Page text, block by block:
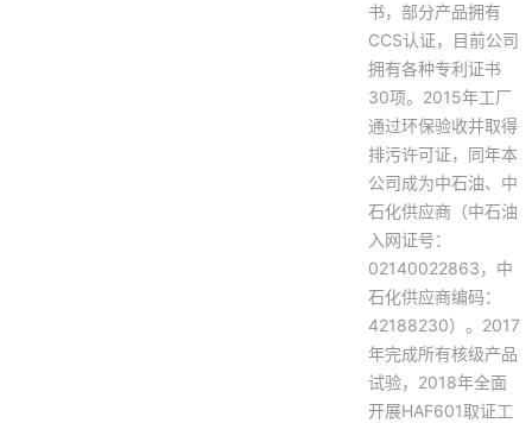
书，部分产品拥有
CCS认证，目前公司
拥有各种专利证书
30项。2015年工厂
通过环保验收并取得
排污许可证，同年本
公司成为中石油、中
石化供应商（中石油
入网证号：
02140022863，中
石化供应商编码：
42188230）。2017
年完成所有核级产品
试验，2018年全面
开展HAF601取证工